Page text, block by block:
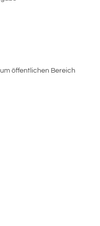
öffentlichen Bereich